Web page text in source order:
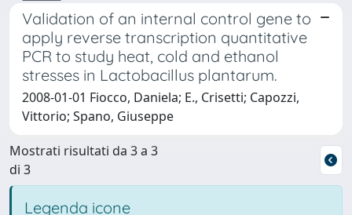
Validation of an internal control gene to
apply reverse transcription quantitative
PCR to study heat, cold and ethanol
stresses in Lactobacillus plantarum.
2008-01-01 Fiocco, Daniela; E., Crisetti; Capozzi,
Vittorio; Spano, Giuseppe
Mostrati risultati da 3 a 3
di 3
Legenda icone